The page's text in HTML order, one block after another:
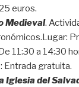
euros.
Medieval.
11:30 a 14:30
Entrada gratuita.
Iglesia del